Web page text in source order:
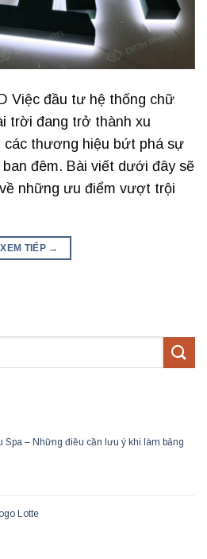
Việc đầu tư hệ thống chữ
trời đang trở thành xu
các thương hiệu bứt phá sự
đêm. Bài viết dưới đây sẽ
những ưu điểm vượt trội
XEM TIẾP →
Spa – Những điều cần lưu ý khi làm bảng
Lotte